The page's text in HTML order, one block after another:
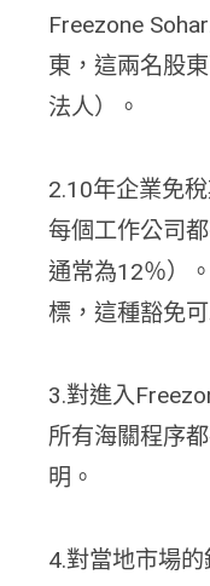
Freezone
東，這兩名股
法人）。
2.10年企業免
每個工作公司
通常為12％）
標，這種豁免
3.對進入
所有海關程序
明。
4.對當地市場